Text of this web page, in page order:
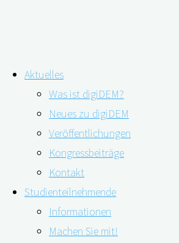
Inhalt
springen
Aktuelles
Was ist digiDEM?
Neues zu digiDEM
Veröffentlichungen
Kongressbeiträge
Kontakt
Studienteilnehmende
Informationen
Machen Sie mit!
Höheres Alzheimer-Risiko
19-Patienten ￼